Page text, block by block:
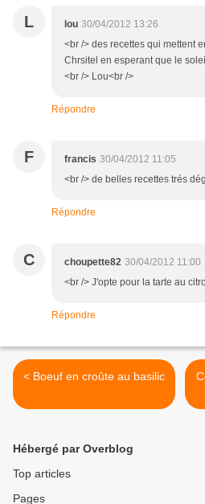
L lou 30/04/2012 13:26
<br /> des recettes qui mettent
Chrsitel en esperant que le
<br /> Lou<br />
Répondre
F francis 30/04/2012 11:05
<br /> de belles recettes trés
Répondre
C choupette82 30/04/2012 11:00
<br /> J'opte pour la tarte au
Répondre
< Boeuf en croûte au basilic
Hébergé par Overblog
Top articles
Pages